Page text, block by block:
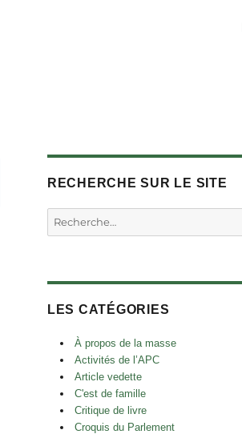
RECHERCHE SUR LE SITE
Rechercher :
LES CATÉGORIES
À propos de la masse
Activités de l’APC
Article vedette
C'est de famille
Critique de livre
Croquis du Parlement